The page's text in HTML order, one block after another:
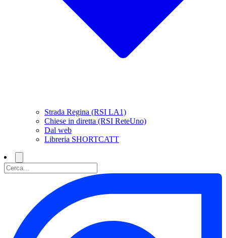
Strada Regina (RSI LA1)
Chiese in diretta (RSI ReteUno)
Dal web
Libreria SHORTCATT